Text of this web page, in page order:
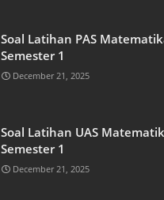
Soal Latihan PAS
Semester 1
December 21, 2025
Soal Latihan UAS
Semester 1
December 21, 2025